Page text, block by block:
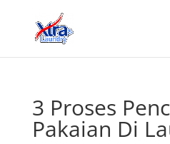
3 Proses
Pakaian Di